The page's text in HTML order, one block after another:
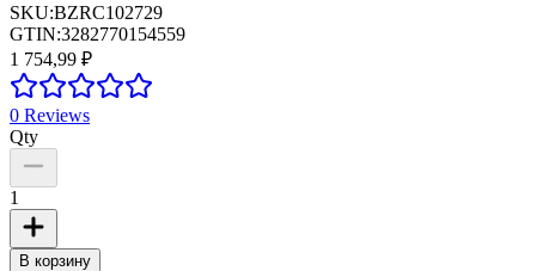
SKU:BZRC102729
GTIN:3282770154559
1 754,99 ₽
0 Reviews
Qty
1
В корзину